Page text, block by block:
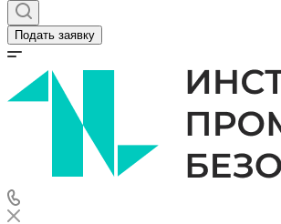
Подать заявку